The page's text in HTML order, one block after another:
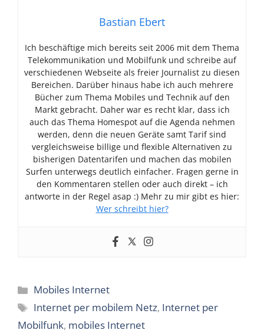
Bastian Ebert
Ich beschäftige mich bereits seit 2006 mit dem Thema
Telekommunikation und Mobilfunk und schreibe auf
verschiedenen Webseite als freier Journalist zu diesen
Bereichen. Darüber hinaus habe ich auch mehrere
Bücher zum Thema Mobiles und Technik auf den
Markt gebracht. Daher war es recht klar, dass ich
auch das Thema Homespot auf die Agenda nehmen
werden, denn die neuen Geräte samt Tarif sind
vergleichsweise billige und flexible Alternativen zu
bisherigen Datentarifen und machen das mobilen
Surfen unterwegs deutlich einfacher. Fragen gerne in
den Kommentaren stellen oder auch direkt – ich
antworte in der Regel asap :) Mehr zu mir gibt es hier:
Wer schreibt hier?
Kategorien
Mobiles Internet
Schlagwörter
Internet per mobilem Netz, Internet per
Mobilfunk, mobiles Internet